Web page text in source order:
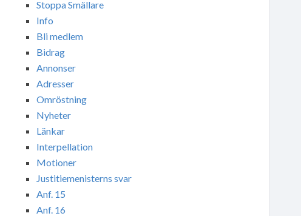
Stoppa Smällare
Info
Bli medlem
Bidrag
Annonser
Adresser
Omröstning
Nyheter
Länkar
Interpellation
Motioner
Justitiemenisterns svar
Anf. 15
Anf. 16